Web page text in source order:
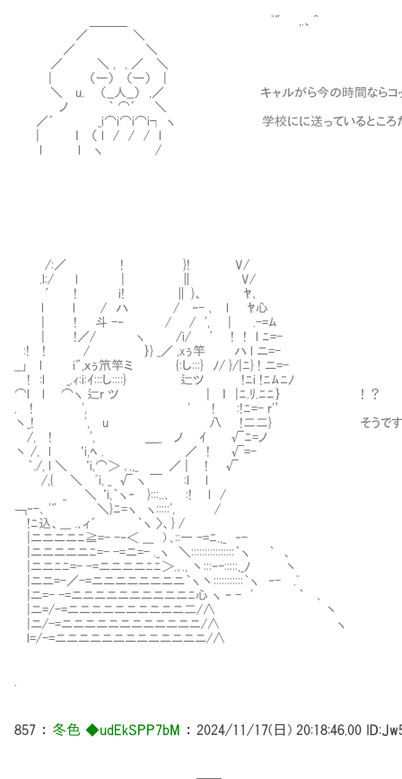
＿＿＿ ﾟ" ,.、^
／ ＼
／ ＼
／ ＼ , , ／ ＼
| （ー） （ー） |
＼ u. （__人__） ,／ キャルがら今の時間ならコッ
ノ ｀ ⌒´ ＼
／´ _i⌒i⌒i⌒i┐ ヽ 学校にに送っているところだって
| ｌ （ l / / / l
l l ヽ /
/:／ ! }! V/
.l:/ l | ∥ V/
′ ! i! ∥ }、 ﾔ､
l l / ハ / ‐- ､ l ﾔ心
| ! 斗 -‐ / / ', | .-=ﾑ
| !／/ ヽ /i/ ′ ! ! l ﾆ=-
:! ! / ｝} _／ ,xぅ竿㍉ ハ l ニ=-
__｣ l i",ｘぅ笊竿ミ {:し:::} ﾉ/ }/|ﾆ} ! ニ=-
! :l _.ｨ:i:ｲ:::し::::} 辷ツ !ﾆi !ﾆﾑﾆﾉ
⌒l l ⌒ヽ 辷r ツ | ｌ |ﾆ.ﾘ.ﾆﾆ｝ ！？
. ! ', ' ! :!ﾆ=- r'’
丶_! ', u 八 !二二} そうですか、キャ
/, ! ', ＿_ ノ ｲ √ﾆ=ノ
丶 /, l ‘i,ﾍ . ／ ! √=-
｀./, l ＼ ‘i,⌒＞ ｡.,_ ／ | ! √
/,{ ＼ ﾟi, _ √ ヽ ￣ :l l
_ ＼ ‘i,｀ヽ‐㍉}:::..､ :! l /
￢‐-､ '" ＼}ﾆ=ヽ ヽ:::::', /
!ﾆ込、___ .､ィ´ ｀ヽ 〉、} /
|ニニニニﾆ≧=- -‐＜ ___ ) ､::― -=ﾆ.,_ ‐-
|ニニニニニﾆ=- -=ニ=- ._ヽ ＼::::::::::::::::｀ヽ ｀ 、
|ニニﾆﾆ=- -=ニニニニﾆﾆ＞.｡., 丶:::‐-:::::,_ﾉ 丶
|ニニ=-／-=ニニニニニニニニ｀ヽ丶:::::::::::｀ヽ ‐- .ﾟ
|ニ=- -=ニニニニニニニニニニﾆ心 ヽ ｰ - ' ｀ ､
|ニ=/-=ニニニニニニニニニニ二/∧ 丶
|ニ/-=ニニニニニニニニニニニニ/∧ ヽ
l=/-=ニニニニニニニニニニニニニ/∧
857 ： 冬色 ◆udEkSPP7bM ： 2024/11/17(日) 20:18:46.00